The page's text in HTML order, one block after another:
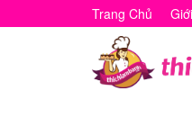
Dụng Trang Chủ